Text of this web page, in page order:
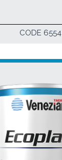
CODE 6554